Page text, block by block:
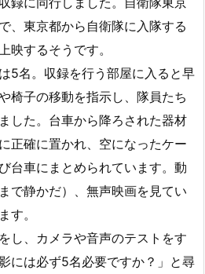
、東京都から自衛隊に入隊する
映するそうです。
5名。収録を行う部屋に入ると早
椅子の移動を指示し、隊員たち
した。台車から降ろされた器材
正確に置かれ、空になったケー
台車にまとめられています。動
で静かだ）、無声映画を見てい
す。
し、カメラや音声のテストをす
には必ず5名必要ですか？」と尋